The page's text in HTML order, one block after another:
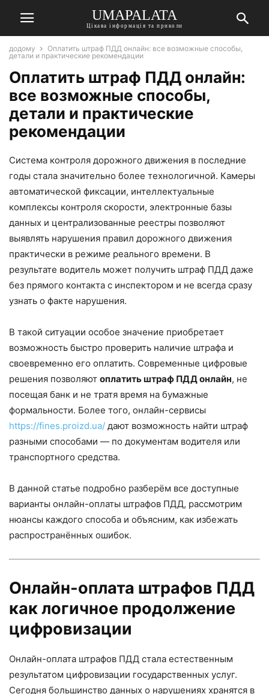
UMAPALATA
Цікава інформація та приколи
додому
Оплатить штраф ПДД онлайн: все возможные способы,
детали и практические рекомендации
Оплатить штраф ПДД онлайн:
все возможные способы,
детали и практические
рекомендации
Система контроля дорожного движения в последние
годы стала значительно более технологичной. Камеры
автоматической фиксации, интеллектуальные
комплексы контроля скорости, электронные базы
данных и централизованные реестры позволяют
выявлять нарушения правил дорожного движения
практически в режиме реального времени. В
результате водитель может получить штраф ПДД даже
без прямого контакта с инспектором и не всегда сразу
узнать о факте нарушения.
В такой ситуации особое значение приобретает
возможность быстро проверить наличие штрафа и
своевременно его оплатить. Современные цифровые
решения позволяют оплатить штраф ПДД онлайн, не
посещая банк и не тратя время на бумажные
формальности. Более того, онлайн-сервисы
https://fines.proizd.ua/ дают возможность найти штраф
разными способами — по документам водителя или
транспортного средства.
В данной статье подробно разберём все доступные
варианты онлайн-оплаты штрафов ПДД, рассмотрим
нюансы каждого способа и объясним, как избежать
распространённых ошибок.
Онлайн-оплата штрафов ПДД
как логичное продолжение
цифровизации
Онлайн-оплата штрафов ПДД стала естественным
результатом цифровизации государственных услуг.
Сегодня большинство данных о нарушениях хранятся в